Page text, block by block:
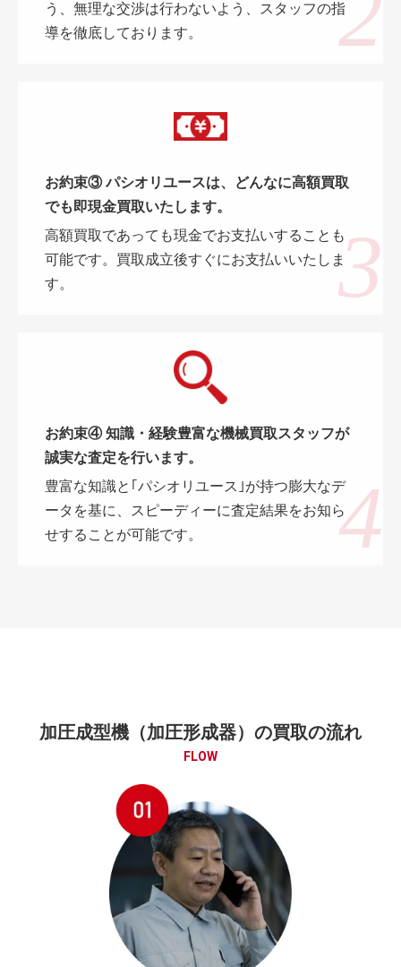
う、無理な交渉は行わないよう、スタッフの指
導を徹底しております。
お約束③ パシオリユースは、どんなに高額買取
でも即現金買取いたします。
高額買取であっても現金でお支払いすることも
可能です。買取成立後すぐにお支払いいたしま
す。
お約束④ 知識・経験豊富な機械買取スタッフが
誠実な査定を行います。
豊富な知識と｢パシオリユース｣が持つ膨大なデ
ータを基に、スピーディーに査定結果をお知ら
せすることが可能です。
加圧成型機（加圧形成器）の買取の流れ
FLOW